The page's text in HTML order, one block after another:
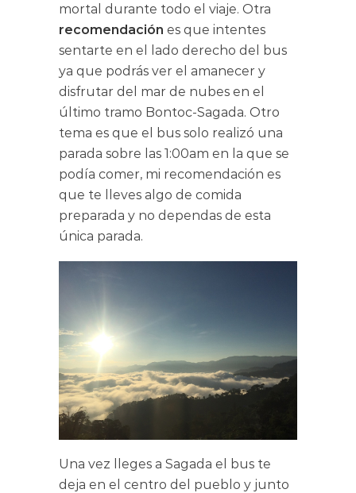
mortal durante todo el viaje. Otra
recomendación es que intentes
sentarte en el lado derecho del bus
ya que podrás ver el amanecer y
disfrutar del mar de nubes en el
último tramo Bontoc-Sagada. Otro
tema es que el bus solo realizó una
parada sobre las 1:00am en la que se
podía comer, mi recomendación es
que te lleves algo de comida
preparada y no dependas de esta
única parada.
Una vez lleges a Sagada el bus te
deja en el centro del pueblo y junto